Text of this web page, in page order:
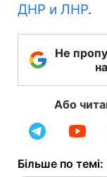
ДНР и ЛНР.
Не
Або
Більше по темі: